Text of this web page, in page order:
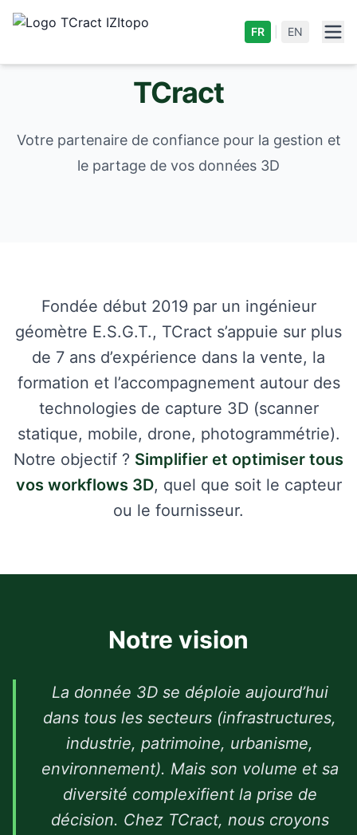
FR EN
TCract
Votre partenaire de confiance pour la gestion et
le partage de vos données 3D
Fondée début 2019 par un ingénieur
géomètre E.S.G.T., TCract s’appuie sur plus
de 7 ans d’expérience dans la vente, la
formation et l’accompagnement autour des
technologies de capture 3D (scanner
statique, mobile, drone, photogrammétrie).
Notre objectif ? Simplifier et optimiser tous
vos workflows 3D, quel que soit le capteur
ou le fournisseur.
Notre vision
La donnée 3D se déploie aujourd’hui
dans tous les secteurs (infrastructures,
industrie, patrimoine, urbanisme,
environnement). Mais son volume et sa
diversité complexifient la prise de
décision. Chez TCract, nous croyons